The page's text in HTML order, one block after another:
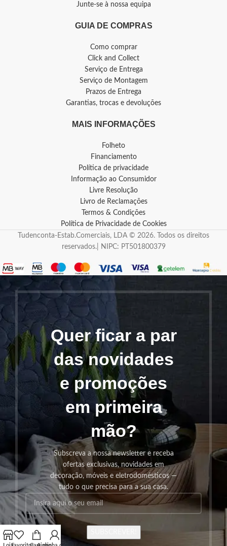
Junte-se à nossa equipa
GUIA DE COMPRAS
Como comprar
Click and Collect
Serviço de Entrega
Serviço de Montagem
Prazos de Entrega
Garantias, trocas e devoluções
MAIS INFORMAÇÕES
Folheto
Financiamento
Política de privacidade
Informação ao Consumidor
Livre Resolução
Livro de Reclamações
Termos & Condições
Política de Privacidade de Cookies
Tudenconta-Estab.Comerciais, LDA © 2026. Todos os direitos
reservados.| NIPC: PT501800379
Quer ficar a par
das novidades
e promoções
em primeira
mão?
Subscreva a nossa newsletter e receba
ofertas exclusivas, novidades em
decoração, móveis e eletrodomésticos —
tudo o que precisa para a sua casa.